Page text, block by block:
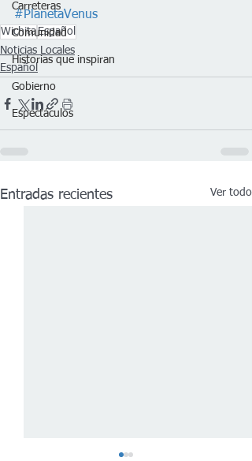
Carreteras
Comunidad
Historias que inspiran
Gobierno
Espectáculos
#PlanetaVenus
WichitaEspañol
Noticias Locales
Español
Entradas recientes Ver todo